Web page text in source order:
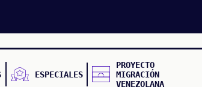
ESPECIALES
PROYECTO
MIGRACIÓN
VENEZOLANA